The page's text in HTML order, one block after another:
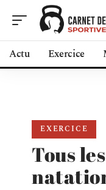
Actu Exercice
EXERCICE
Tous